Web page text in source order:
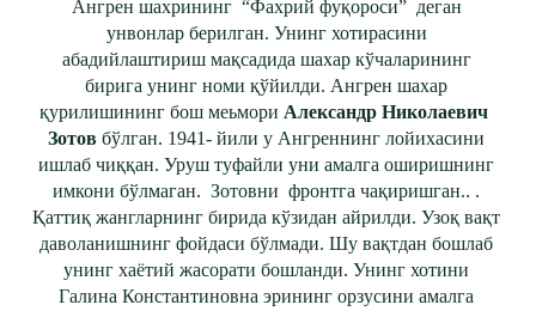
Ангрен шахрининг “Фахрий фуқороси” деган
унвонлар берилган. Унинг хотирасини
абадийлаштириш мақсадида шахар кўчаларининг
бирига унинг номи қўйилди. Ангрен шахар
қурилишининг бош меьмори Александр Николаевич
Зотов бўлган. 1941- йили у Ангреннинг лойихасини
ишлаб чиққан. Уруш туфайли уни амалга оширишнинг
имкони бўлмаган. Зотовни фронтга чақиришган.. .
Қаттиқ жангларнинг бирида кўзидан айрилди. Узоқ вақт
даволанишнинг фойдаси бўлмади. Шу вақтдан бошлаб
унинг хаётий жасорати бошланди. Унинг хотини
Галина Константиновна эрининг орзусини амалга